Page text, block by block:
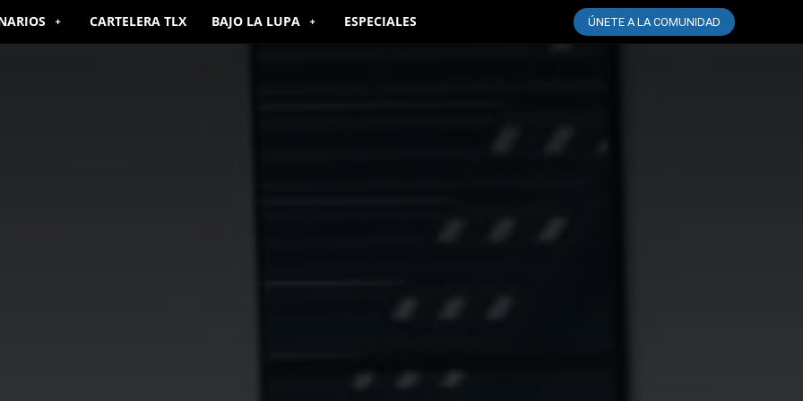
CARTELERA TLX BAJO LA LUPA ESPECIALES ÚNETE A LA COMUNIDAD